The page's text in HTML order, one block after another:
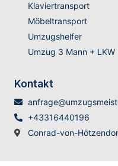
Klaviertransport
Möbeltransport
Umzugshelfer
Umzug 3 Mann + LKW
Kontakt
+43316440196
Conrad-von-